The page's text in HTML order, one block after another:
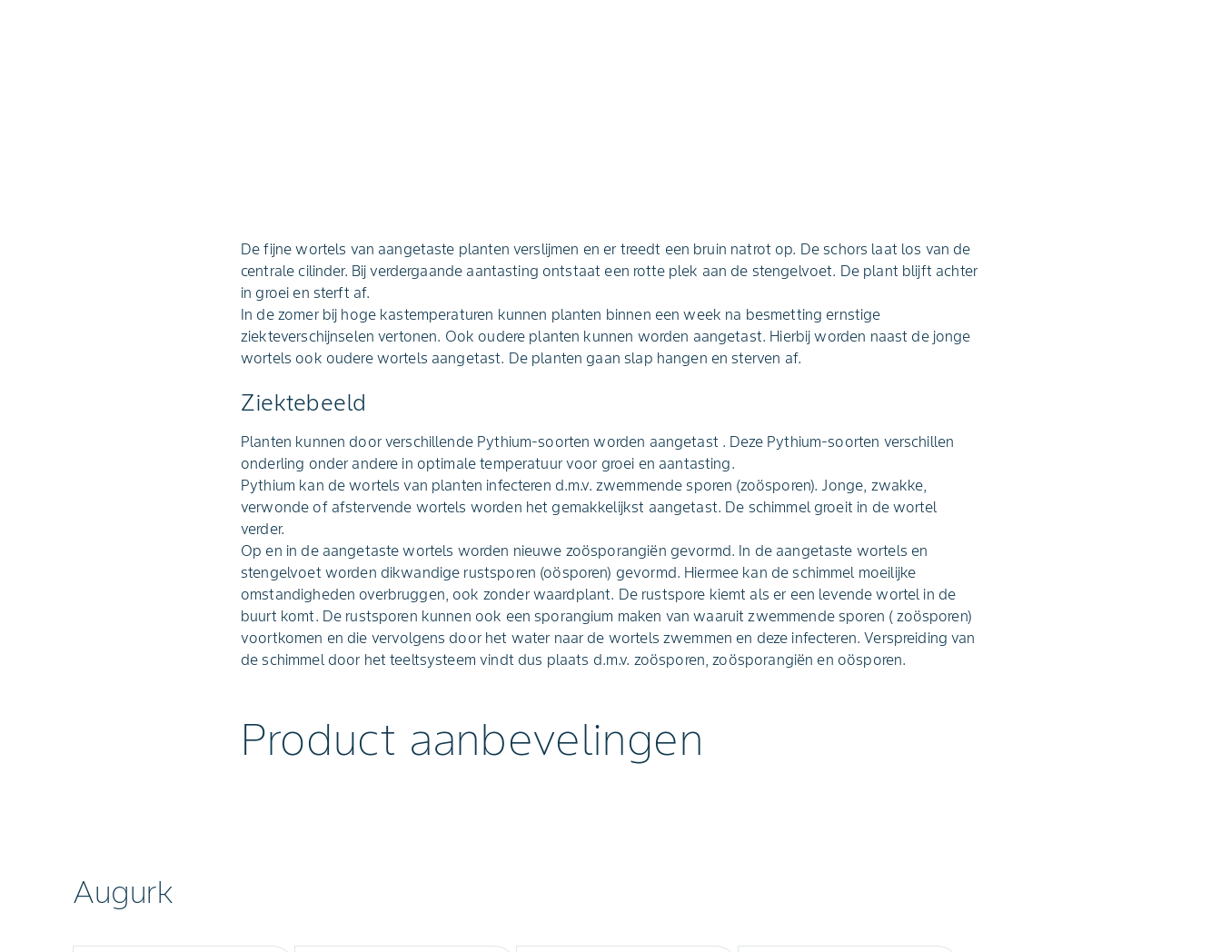
De fijne wortels van aangetaste planten verslijmen en er treedt een bruin natrot op. De schors laat los van de
centrale cilinder. Bij verdergaande aantasting ontstaat een rotte plek aan de stengelvoet. De plant blijft achter
in groei en sterft af.
In de zomer bij hoge kastemperaturen kunnen planten binnen een week na besmetting ernstige
ziekteverschijnselen vertonen. Ook oudere planten kunnen worden aangetast. Hierbij worden naast de jonge
wortels ook oudere wortels aangetast. De planten gaan slap hangen en sterven af.
Ziektebeeld
Planten kunnen door verschillende Pythium-soorten worden aangetast . Deze Pythium-soorten verschillen
onderling onder andere in optimale temperatuur voor groei en aantasting.
Pythium kan de wortels van planten infecteren d.m.v. zwemmende sporen (zoösporen). Jonge, zwakke,
verwonde of afstervende wortels worden het gemakkelijkst aangetast. De schimmel groeit in de wortel
verder.
Op en in de aangetaste wortels worden nieuwe zoösporangiën gevormd. In de aangetaste wortels en
stengelvoet worden dikwandige rustsporen (oösporen) gevormd. Hiermee kan de schimmel moeilijke
omstandigheden overbruggen, ook zonder waardplant. De rustspore kiemt als er een levende wortel in de
buurt komt. De rustsporen kunnen ook een sporangium maken van waaruit zwemmende sporen ( zoösporen)
voortkomen en die vervolgens door het water naar de wortels zwemmen en deze infecteren. Verspreiding van
de schimmel door het teeltsysteem vindt dus plaats d.m.v. zoösporen, zoösporangiën en oösporen.
Product aanbevelingen
Augurk